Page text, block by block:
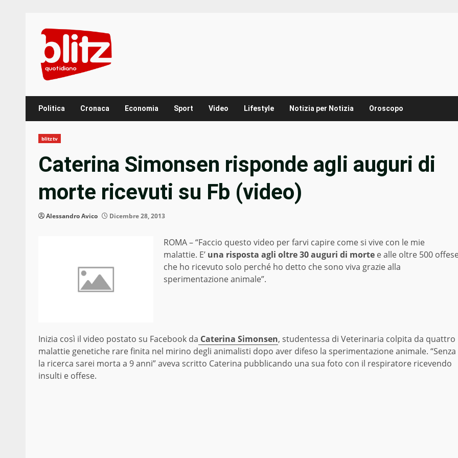
content
Politica Cronaca Economia Sport Video Lifestyle Notizia per Notizia Oroscopo
blitztv
Caterina Simonsen risponde agli auguri di
morte ricevuti su Fb (video)
Alessandro Avico Dicembre 28, 2013
ROMA – “Faccio questo video per farvi capire come si vive con le mie
malattie. E’ una risposta agli oltre 30 auguri di morte e alle oltre 500
che ho ricevuto solo perché ho detto che sono viva grazie alla
sperimentazione animale”.
Inizia così il video postato su Facebook da Caterina Simonsen, studentessa di Veterinaria colpita da quattro
malattie genetiche rare finita nel mirino degli animalisti dopo aver difeso la sperimentazione animale. “Senza
la ricerca sarei morta a 9 anni” aveva scritto Caterina pubblicando una sua foto con il respiratore ricevendo
insulti e offese.